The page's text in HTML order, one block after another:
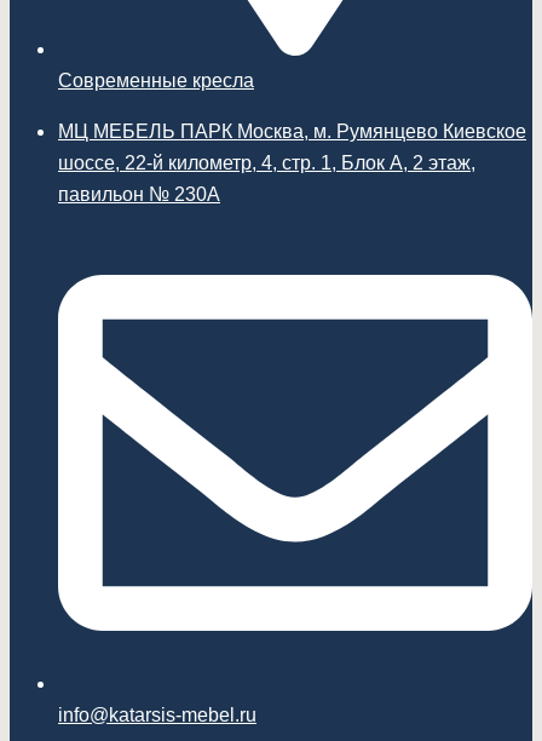
Современные кресла
МЦ МЕБЕЛЬ ПАРК Москва, м. Румянцево Киевское
шоссе, 22-й километр, 4, стр. 1, Блок А, 2 этаж,
павильон № 230А
info@katarsis-mebel.ru